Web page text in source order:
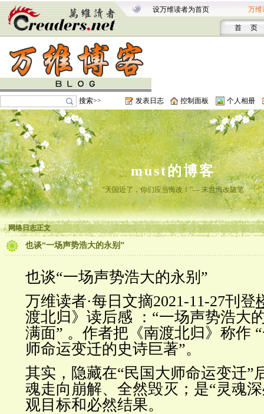
设万维读者为首页 万维
首 页
搜索>> 发表日志 控制面板 个人相册
must的博客
“天国近了，你们应当悔改！”— 末世悔改随笔
网络日志正文
也谈“一场声势浩大的永别”
也谈“一场声势浩大的永别 ”
万维读者·每日文摘2021-11-27刊登
渡北归》读后感 ：“一场声势浩大
满面” 。 作者把《南渡北归》称作 “
师命运变迁的史诗巨著”。
其实，隐藏在“民国大师命运变迁”
魂走向崩解、全然毁灭；是“灵魂
观目标和必然结果。